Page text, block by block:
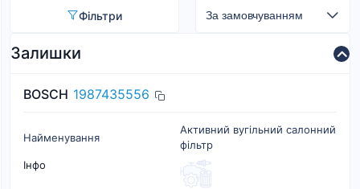
Фільтри
Залишки
BOSCH 1987435556
Найменування
Активний вугільний салонний
фільтр
Інфо